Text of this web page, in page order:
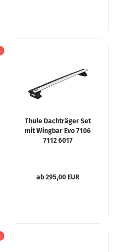
Thule Dachträger Set
mit Wingbar Evo 7106
7112 6017
ab 295,00 EUR